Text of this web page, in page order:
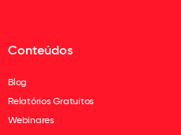
Conteúdos
Blog
Relatórios Gratuitos
Webinares